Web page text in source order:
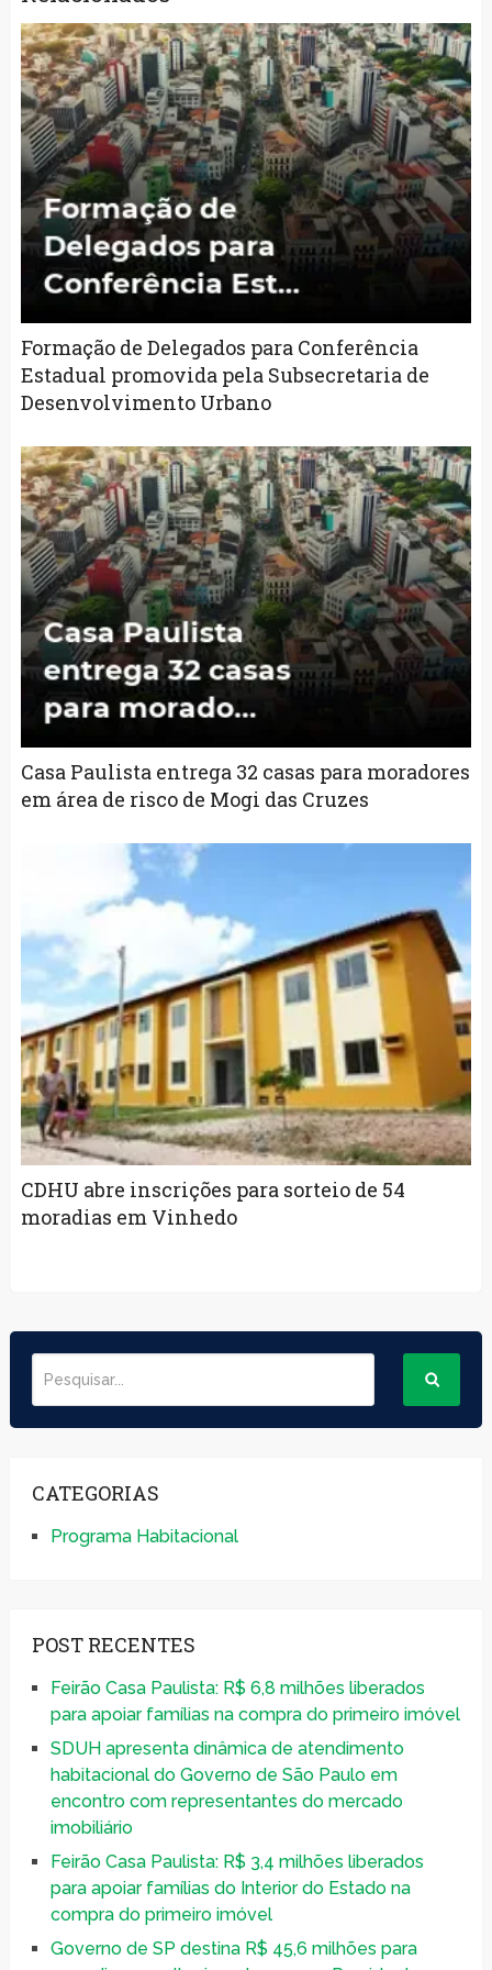
Formação de Delegados para Conferência
Estadual promovida pela Subsecretaria de
Desenvolvimento Urbano
Casa Paulista entrega 32 casas para moradores
em área de risco de Mogi das Cruzes
CDHU abre inscrições para sorteio de 54
moradias em Vinhedo
CATEGORIAS
Programa Habitacional
POST RECENTES
Feirão Casa Paulista: R$ 6,8 milhões liberados
para apoiar famílias na compra do primeiro imóvel
SDUH apresenta dinâmica de atendimento
habitacional do Governo de São Paulo em
encontro com representantes do mercado
imobiliário
Feirão Casa Paulista: R$ 3,4 milhões liberados
para apoiar famílias do Interior do Estado na
compra do primeiro imóvel
Governo de SP destina R$ 45,6 milhões para